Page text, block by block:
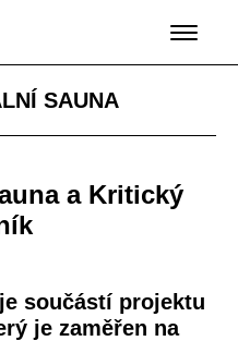
SAUNA
a Kritický
součástí projektu
je zaměřen na